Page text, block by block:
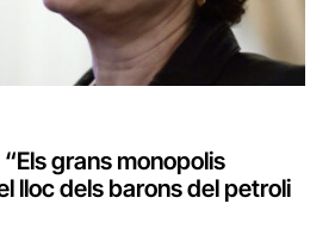
grans monopolis
lloc dels barons del petroli